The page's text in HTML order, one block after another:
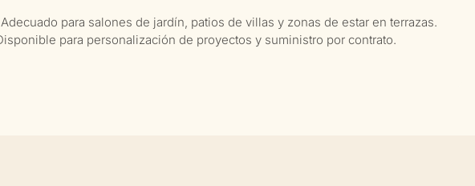
para salones de jardín, patios de villas y zonas de estar en terrazas.
para personalización de proyectos y suministro por contrato.